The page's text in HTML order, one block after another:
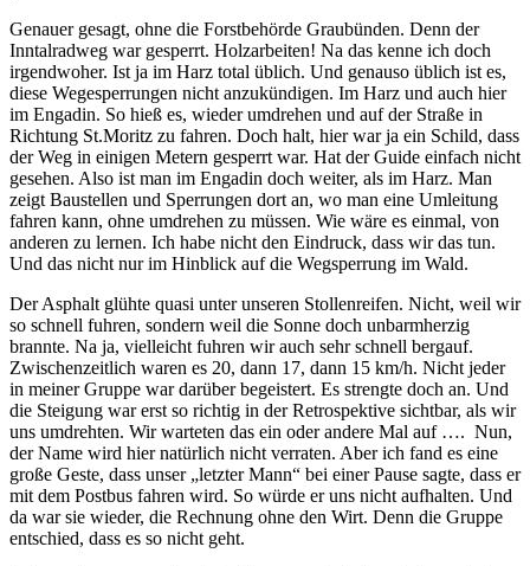
Genauer gesagt, ohne die Forstbehörde Graubünden. Denn der
Inntalradweg war gesperrt. Holzarbeiten! Na das kenne ich doch
irgendwoher. Ist ja im Harz total üblich. Und genauso üblich ist es,
diese Wegesperrungen nicht anzukündigen. Im Harz und auch hier
im Engadin. So hieß es, wieder umdrehen und auf der Straße in
Richtung St.Moritz zu fahren. Doch halt, hier war ja ein Schild, dass
der Weg in einigen Metern gesperrt war. Hat der Guide einfach nicht
gesehen. Also ist man im Engadin doch weiter, als im Harz. Man
zeigt Baustellen und Sperrungen dort an, wo man eine Umleitung
fahren kann, ohne umdrehen zu müssen. Wie wäre es einmal, von
anderen zu lernen. Ich habe nicht den Eindruck, dass wir das tun.
Und das nicht nur im Hinblick auf die Wegsperrung im Wald.
Der Asphalt glühte quasi unter unseren Stollenreifen. Nicht, weil wir
so schnell fuhren, sondern weil die Sonne doch unbarmherzig
brannte. Na ja, vielleicht fuhren wir auch sehr schnell bergauf.
Zwischenzeitlich waren es 20, dann 17, dann 15 km/h. Nicht jeder
in meiner Gruppe war darüber begeistert. Es strengte doch an. Und
die Steigung war erst so richtig in der Retrospektive sichtbar, als wir
uns umdrehten. Wir warteten das ein oder andere Mal auf …. Nun,
der Name wird hier natürlich nicht verraten. Aber ich fand es eine
große Geste, dass unser „letzter Mann“ bei einer Pause sagte, dass er
mit dem Postbus fahren wird. So würde er uns nicht aufhalten. Und
da war sie wieder, die Rechnung ohne den Wirt. Denn die Gruppe
entschied, dass es so nicht geht.